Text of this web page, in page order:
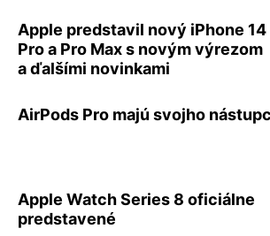
Apple predstavil nový iPhone 14
Pro a Pro Max s novým výrezom
a ďalšími novinkami
AirPods Pro majú svojho
Apple Watch Series 8 oficiálne
predstavené